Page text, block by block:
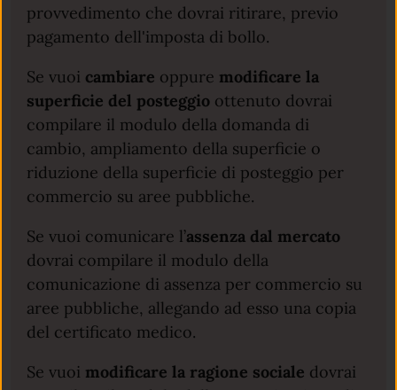
provvedimento che dovrai ritirare, previo
pagamento dell'imposta di bollo.
Se vuoi cambiare oppure modificare la
superficie del posteggio ottenuto dovrai
compilare il modulo della domanda di
cambio, ampliamento della superficie o
riduzione della superficie di posteggio per
commercio su aree pubbliche.
Se vuoi comunicare l’assenza dal mercato
dovrai compilare il modulo della
comunicazione di assenza per commercio su
aree pubbliche, allegando ad esso una copia
del certificato medico.
Se vuoi modificare la ragione sociale dovrai